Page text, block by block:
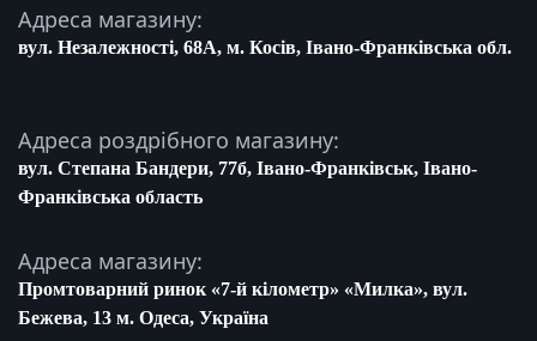
Адреса магазину:
вул. Незалежності, 68A, м. Косів, Івано-Франківська обл.
Адреса роздрібного магазину:
вул. Степана Бандери, 77б, Івано-Франківськ, Івано-
Франківська область
Адреса магазину:
Промтоварний ринок «7-й кілометр» «Милка», вул.
Бежева, 13 м. Одеса, Україна